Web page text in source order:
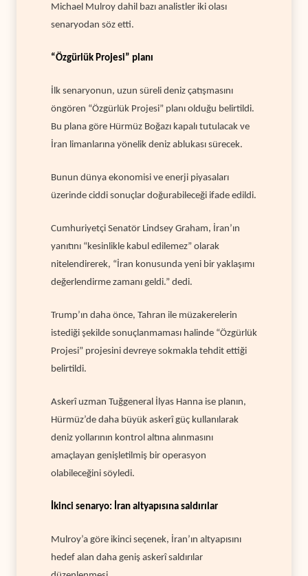
Michael Mulroy dahil bazı analistler iki olası
senaryodan söz etti.
“Özgürlük Projesi” planı
İlk senaryonun, uzun süreli deniz çatışmasını
öngören “Özgürlük Projesi” planı olduğu belirtildi.
Bu plana göre Hürmüz Boğazı kapalı tutulacak ve
İran limanlarına yönelik deniz ablukası sürecek.
Bunun dünya ekonomisi ve enerji piyasaları
üzerinde ciddi sonuçlar doğurabileceği ifade edildi.
Cumhuriyetçi Senatör Lindsey Graham, İran’ın
yanıtını “kesinlikle kabul edilemez” olarak
nitelendirerek, “İran konusunda yeni bir yaklaşımı
değerlendirme zamanı geldi.” dedi.
Trump’ın daha önce, Tahran ile müzakerelerin
istediği şekilde sonuçlanmaması halinde “Özgürlük
Projesi” projesini devreye sokmakla tehdit ettiği
belirtildi.
Askerî uzman Tuğgeneral İlyas Hanna ise planın,
Hürmüz’de daha büyük askerî güç kullanılarak
deniz yollarının kontrol altına alınmasını
amaçlayan genişletilmiş bir operasyon
olabileceğini söyledi.
İkinci senaryo: İran altyapısına saldırılar
Mulroy’a göre ikinci seçenek, İran’ın altyapısını
hedef alan daha geniş askerî saldırılar